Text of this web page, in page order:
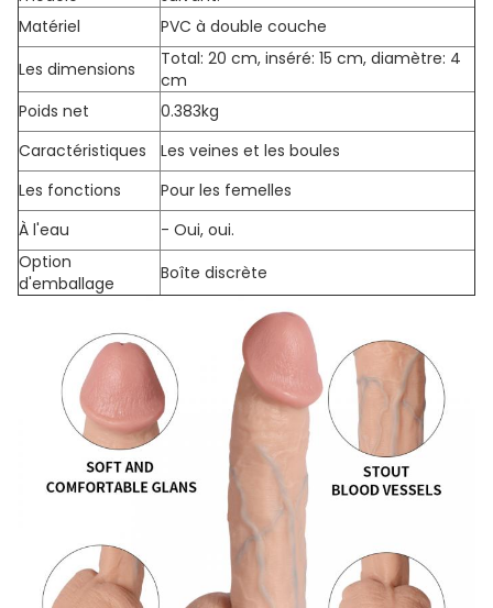
Matériel
PVC à double couche
Les dimensions
Total: 20 cm, inséré: 15 cm, diamètre: 4
cm
Poids net
0.383kg
Caractéristiques
Les veines et les boules
Les fonctions
Pour les femelles
À l'eau
- Oui, oui.
Option
d'emballage
Boîte discrète